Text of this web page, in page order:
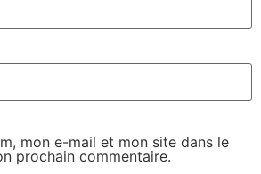
mon e-mail et mon site dans le
prochain commentaire.